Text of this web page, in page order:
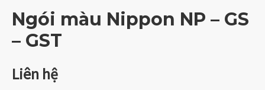
Ngói màu Nippon NP – GS
– GST
Liên hệ